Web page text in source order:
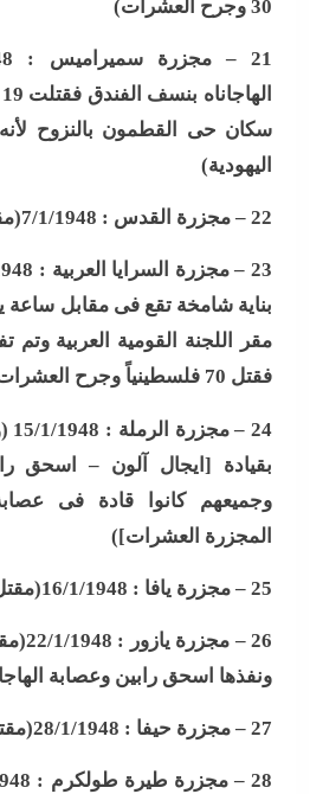
30 وجرح العشرات )
21 –
سكان حى القطمون بالنزوح لأنه
اليهودية)
22 – مجزرة القدس : 7/1/1948(مقتل 18 وجرح 41
23 –
بناية شامخة تقع فى مقابل ساعة
مقر اللجنة القومية العربية وتم
فقتل 70 فلسطينياً وجرح العشرات
24 –
بقيادة [ايجال آلون – اسحق
وجميعهم كانوا قادة فى
المجزرة العشرات])
25 – مجزرة يافا : 16/1/1948(مقتل 31 وجرح العشرات
26 –
ونفذها اسحق رابين وعصابة
27 – مجزرة حيفا : 28/1/1948(مقتل 20 وجرح 50
28 –